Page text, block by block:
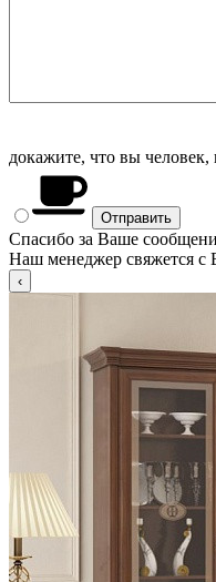
докажите, что вы человек,
Спасибо за Ваше
Наш менеджер свяжется с